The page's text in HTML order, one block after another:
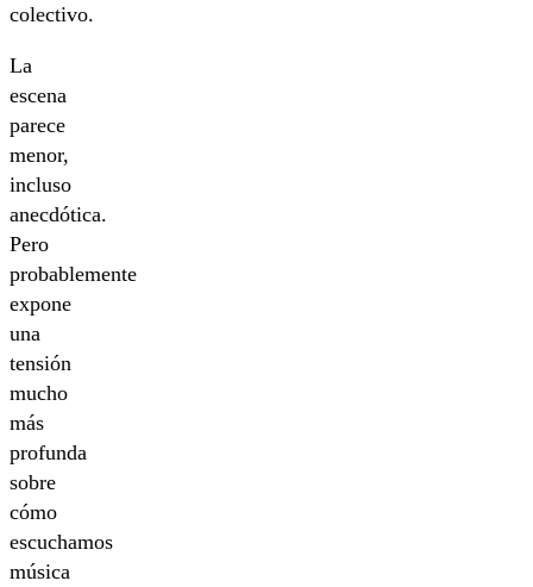
colectivo.
La
escena
parece
menor,
incluso
anecdótica.
Pero
probablemente
expone
una
tensión
mucho
más
profunda
sobre
cómo
escuchamos
música